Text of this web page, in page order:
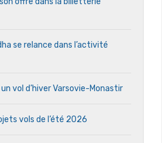
se relance dans l’activité
vol d’hiver Varsovie-Monastir
vols de l’été 2026